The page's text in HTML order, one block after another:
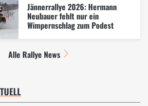
Jännerrallye 2026: Hermann
Neubauer fehlt nur ein
Wimpernschlag zum Podest
Alle Rallye News